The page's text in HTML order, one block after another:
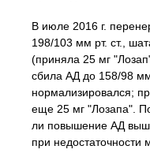
В июле 2016 г.
198/103 мм рт. ст.,
(приняла 25 мг
сбила АД до 158/98 мм
нормализировался;
еще 25 мг "Лозапа".
ли повышение АД
при недостаточности